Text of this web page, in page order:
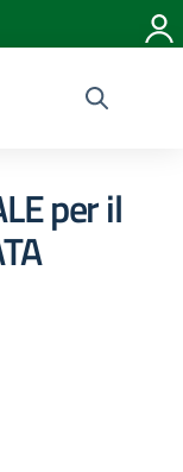
per il